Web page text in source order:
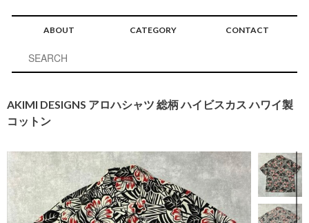
ABOUT CATEGORY CONTACT
AKIMI DESIGNS アロハシャツ 総柄 ハイビスカス ハワイ製
コットン